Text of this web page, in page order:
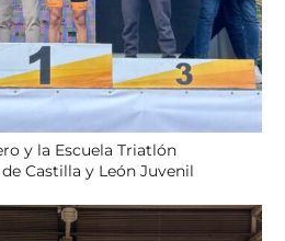
y la Escuela Triatlón
Castilla y León Juvenil